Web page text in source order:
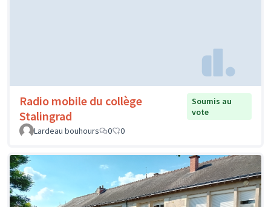
Radio mobile du collège
Stalingrad
Soumis au
vote
Lardeau bouhours
0 0